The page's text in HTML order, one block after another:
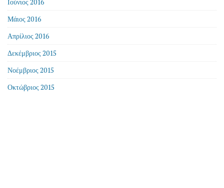
Μάιος 2016
Απρίλιος 2016
Δεκέμβριος 2015
Νοέμβριος 2015
Οκτώβριος 2015